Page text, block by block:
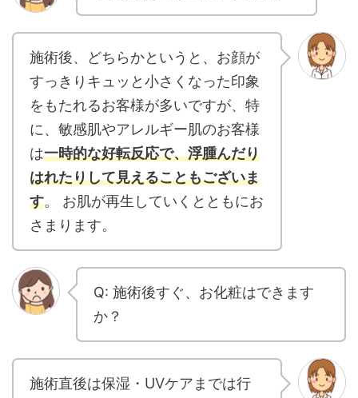
施術後、どちらかというと、お顔が
すっきりキュッと小さくなった印象
をもたれるお客様が多いですが、特
に、敏感肌やアレルギー肌のお客様
は一時的な好転反応で、浮腫んだり
はれたりして見えることもございま
す。 お肌が再生していくとともにお
さまります。
Q: 施術後すぐ、お化粧はできます
か？
施術直後は保湿・UVケアまでは行